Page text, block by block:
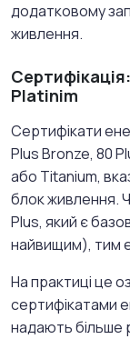
додатковому
живлення.
Platinim
Сертифікати
Plus Bronze, 80
або Titanium,
блок живлення.
Plus, який є
найвищим), тим
На практиці це
сертифікатами
надають більше